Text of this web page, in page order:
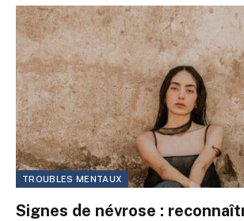
TROUBLES MENTAUX
Signes de névrose :